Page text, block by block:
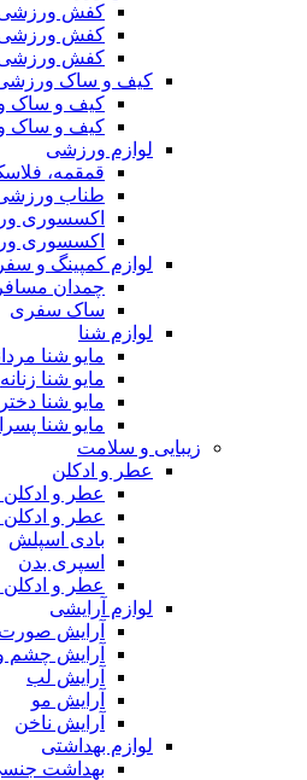
کفش ورزشی
کفش ورزشی
کفش ورزشی
کیف و ساک
کیف و ساک
کیف و ساک
لوازم ورزشی
قمقمه،
طناب
اکسسوری
اکسسوری
لوازم کمپینگ و سفر
چمدان
ساک سفری
لوازم شنا
مایو شنا
مایو شنا زنانه
مایو شنا
مایو شنا
زیبایی و سلامت
عطر و ادکلن
عطر و ادکلن
عطر و ادکلن
بادی اسپلش
اسپری بدن
عطر و ادکلن
لوازم آرایشی
آرایش صورت
آرایش چشم و
آرایش لب
آرایش مو
آرایش ناخن
لوازم بهداشتی
بهداشت